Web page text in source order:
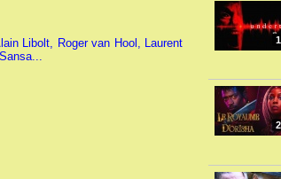
Libolt, Roger van Hool, Laurent